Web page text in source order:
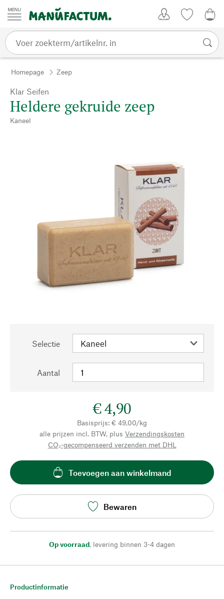
Passer au contenu
Homepage Zeep
Klar Seifen
Heldere gekruide zeep
Kaneel
Selectie
Aantal
€ 4,90
Basisprijs: € 49,00/kg
alle prijzen incl. BTW, plus Verzendingskosten
CO₂-gecompenseerd verzenden met DHL
Toevoegen aan winkelmand
Bewaren
Op voorraad, levering binnen 3-4 dagen
Productinformatie